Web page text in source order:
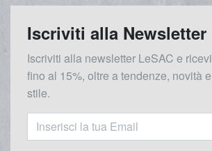
Iscriviti alla Newsletter
Iscriviti alla newsletter LeSAC e
fino al 15%, oltre a tendenze, novità
stile.